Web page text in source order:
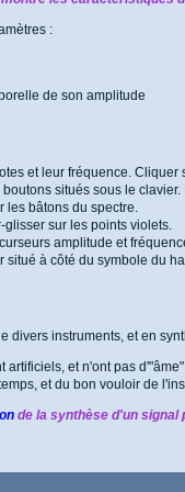
:
de son amplitude
et leur fréquence. Cliquer
situés sous le
bâtons du spectre.
sur les points violets.
amplitude et
à côté du symbole du
divers instruments, et en
et n'ont pas
et du bon vouloir de
de la synthèse d'un signal